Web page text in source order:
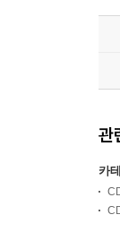
관
카